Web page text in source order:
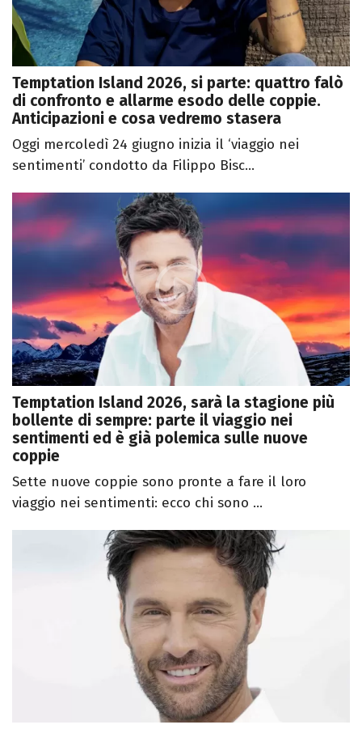
Temptation Island 2026, si parte: quattro falò
di confronto e allarme esodo delle coppie.
Anticipazioni e cosa vedremo stasera
Oggi mercoledì 24 giugno inizia il ‘viaggio nei
sentimenti’ condotto da Filippo Bisc...
Temptation Island 2026, sarà la stagione più
bollente di sempre: parte il viaggio nei
sentimenti ed è già polemica sulle nuove
coppie
Sette nuove coppie sono pronte a fare il loro
viaggio nei sentimenti: ecco chi sono ...